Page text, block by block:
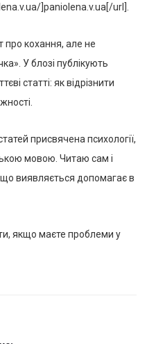
]paniolena.v.ua[/url].
про кохання, але не
У блозі публікують
статті: як відрізнити
присвячена психології,
мовою. Читаю сам і
виявляється допомагає в
якщо маєте проблеми у